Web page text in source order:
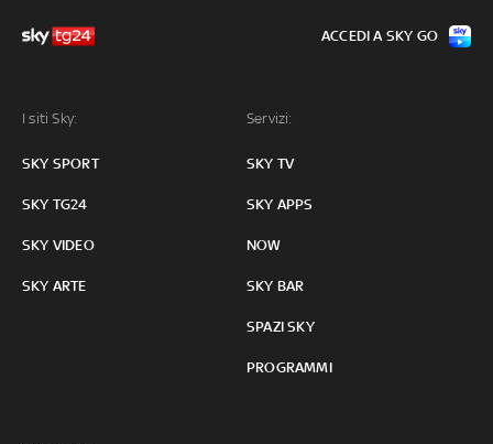
I siti Sky:
SKY SPORT
SKY TG24
SKY VIDEO
SKY ARTE
Servizi:
SKY TV
SKY APPS
NOW
SKY BAR
SPAZI SKY
PROGRAMMI
ACCEDI A SKY GO